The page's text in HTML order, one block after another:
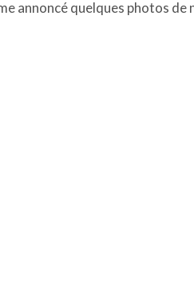
annoncé quelques photos